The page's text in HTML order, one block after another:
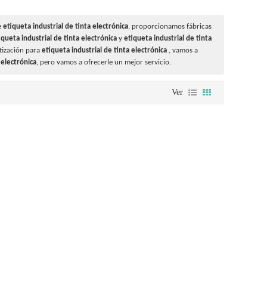
etiqueta industrial de tinta electrónica , proporcionamos fábricas
industrial de tinta electrónica y etiqueta industrial de tinta
para etiqueta industrial de tinta electrónica , vamos a
, pero vamos a ofrecerle un mejor servicio.
Ver